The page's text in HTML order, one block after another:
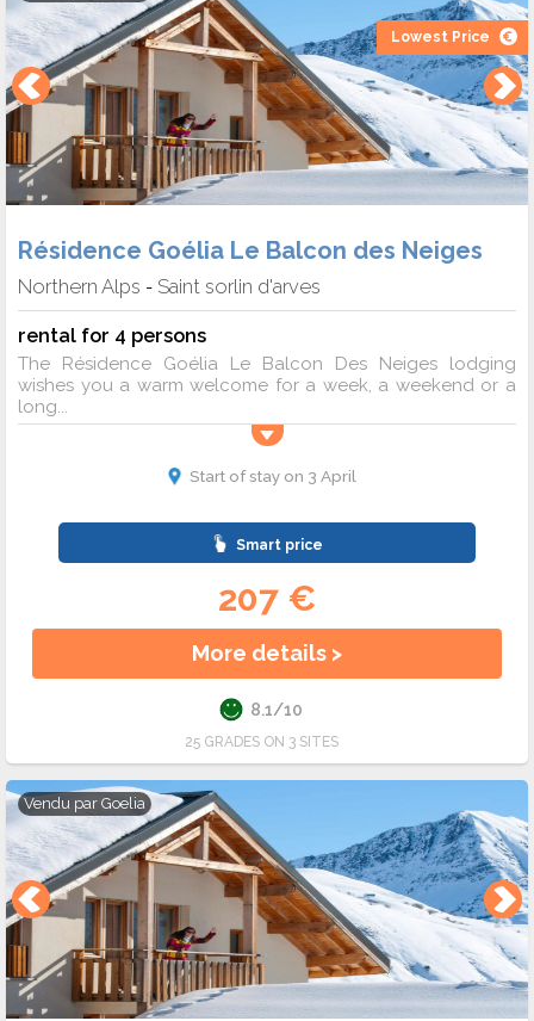
Lowest Price
Résidence Goélia Le Balcon des Neiges
Northern Alps - Saint sorlin d'arves
rental for 4 persons
The Résidence Goélia Le Balcon Des Neiges lodging
wishes you a warm welcome for a week, a weekend or a
long...
Start of stay on 3 April
Smart price
207 €
More details >
8.1/10
25 GRADES ON 3 SITES
Vendu par Goelia